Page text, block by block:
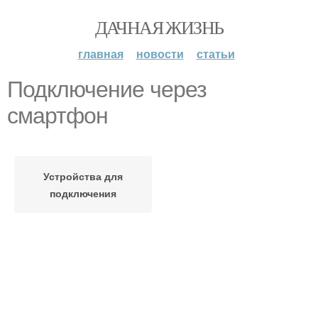
ДАЧНАЯ ЖИЗНЬ
главная новости статьи
Подключение через
смартфон
Устройства для
подключения